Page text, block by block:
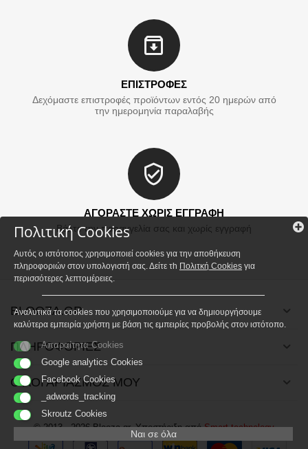
ΕΠΙΣΤΡΟΦΕΣ
Δεχόμαστε επιστροφές προϊόντων εντός 20 ημερών από
την ημερομηνία παραλαβής
ΑΓΟΡΑΣΤΕ ΧΩΡΙΣ ΕΓΓΡΑΦΗ
Βάλτε την παραγγελία σας και χωρίς εγγραφή
BLOOZA.GR
ΠΛΗΡΟΦΟΡΙΕΣ
Ο ΛΟΓΑΡΙΑΣΜΟΣ ΜΟΥ
© 2013 - 2026 Blooza.gr. Υποστήριξη απόSmart technology
Πολιτική Cookies
Αυτός ο ιστότοπος χρησιμοποιεί cookies για την αποθήκευση
πληροφοριών στον υπολογιστή σας. Δείτε τh Πολιτκή Cookies για
περισσότερες λεπτομέρειες.
Αναλυτικά τα cookies που χρησιμοποιούμε για να δημιουργήσουμε
καλύτερα εμπειρία χρήστη με βάση τις εμπειρίες προβολής στον ιστότοπο.
Απαραίτητα Cookies
Google analytics Cookies
Facebook Cookies
_adwords_tracking
Skroutz Cookies
Ναι σε όλα